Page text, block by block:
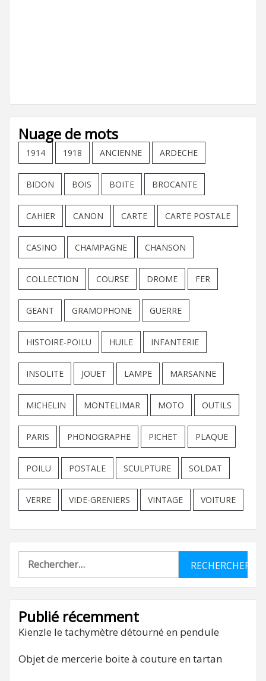
Nuage de mots
1914 1918 ANCIENNE ARDECHE
BIDON BOIS BOITE BROCANTE
CAHIER CANON CARTE CARTE POSTALE
CASINO CHAMPAGNE CHANSON
COLLECTION COURSE DROME FER
GEANT GRAMOPHONE GUERRE
HISTOIRE-POILU HUILE INFANTERIE
INSOLITE JOUET LAMPE MARSANNE
MICHELIN MONTELIMAR MOTO OUTILS
PARIS PHONOGRAPHE PICHET PLAQUE
POILU POSTALE SCULPTURE SOLDAT
VERRE VIDE-GRENIERS VINTAGE VOITURE
Rechercher :
Publié récemment
Kienzle le tachymètre détourné en pendule
Objet de mercerie boite à couture en tartan